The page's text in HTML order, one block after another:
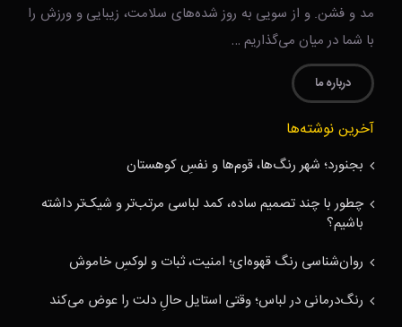
مد و فشن. و از سویی به روز شده‌های سلامت، زیبایی و ورزش را
با شما در میان می‌گذاریم …
درباره ما
آخرین نوشته‌ها
بجنورد؛ شهر رنگ‌ها، قوم‌ها و نفسِ کوهستان
چطور با چند تصمیم ساده، کمد لباسی مرتب‌تر و شیک‌تر داشته
باشیم؟
روان‌شناسی رنگ قهوه‌ای؛ امنیت، ثبات و لوکسِ خاموش
رنگ‌درمانی در لباس؛ وقتی استایل حالِ دلت را عوض می‌کند